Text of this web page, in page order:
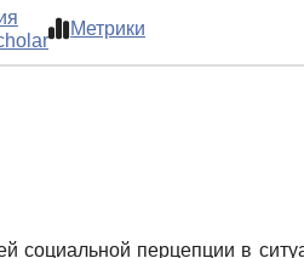
Метрики
социальной перцепции в